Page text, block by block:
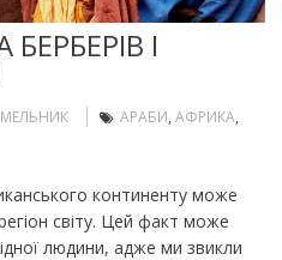
І
АРАБИ, АФРИКА,
континенту може
світу. Цей факт може
людини, адже ми звикли